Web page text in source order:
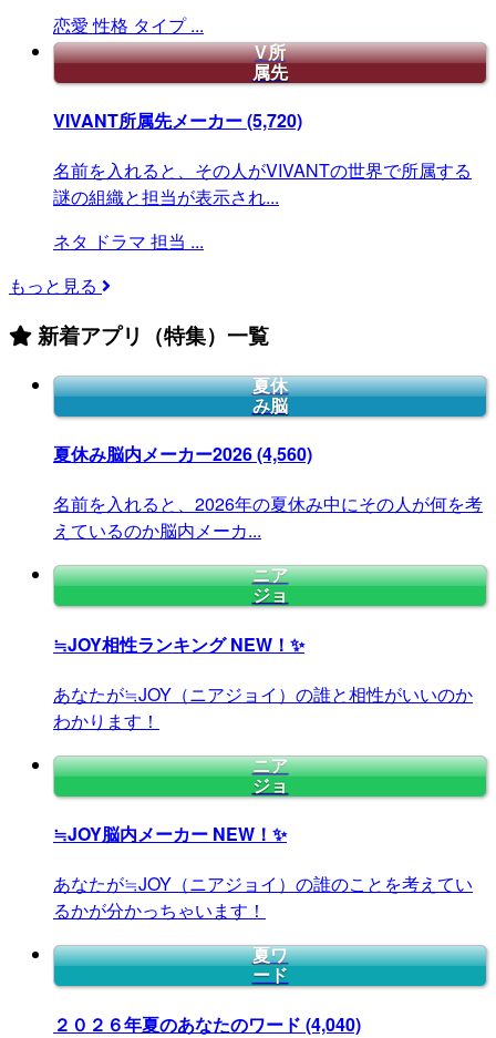
恋愛 性格 タイプ ...
V所
属先
VIVANT所属先メーカー(5,720)
名前を入れると、その人がVIVANTの世界で所属する
謎の組織と担当が表示され...
ネタ ドラマ 担当 ...
もっと見る
新着アプリ（特集）一覧
夏休
み脳
夏休み脳内メーカー2026(4,560)
名前を入れると、2026年の夏休み中にその人が何を考
えているのか脳内メーカ...
ニア
ジョ
≒JOY相性ランキングNEW！✨
あなたが≒JOY（ニアジョイ）の誰と相性がいいのか
わかります！
ニア
ジョ
≒JOY脳内メーカー NEW！✨
あなたが≒JOY（ニアジョイ）の誰のことを考えてい
るかが分かっちゃいます！
夏ワ
ード
２０２６年夏のあなたのワード (4,040)